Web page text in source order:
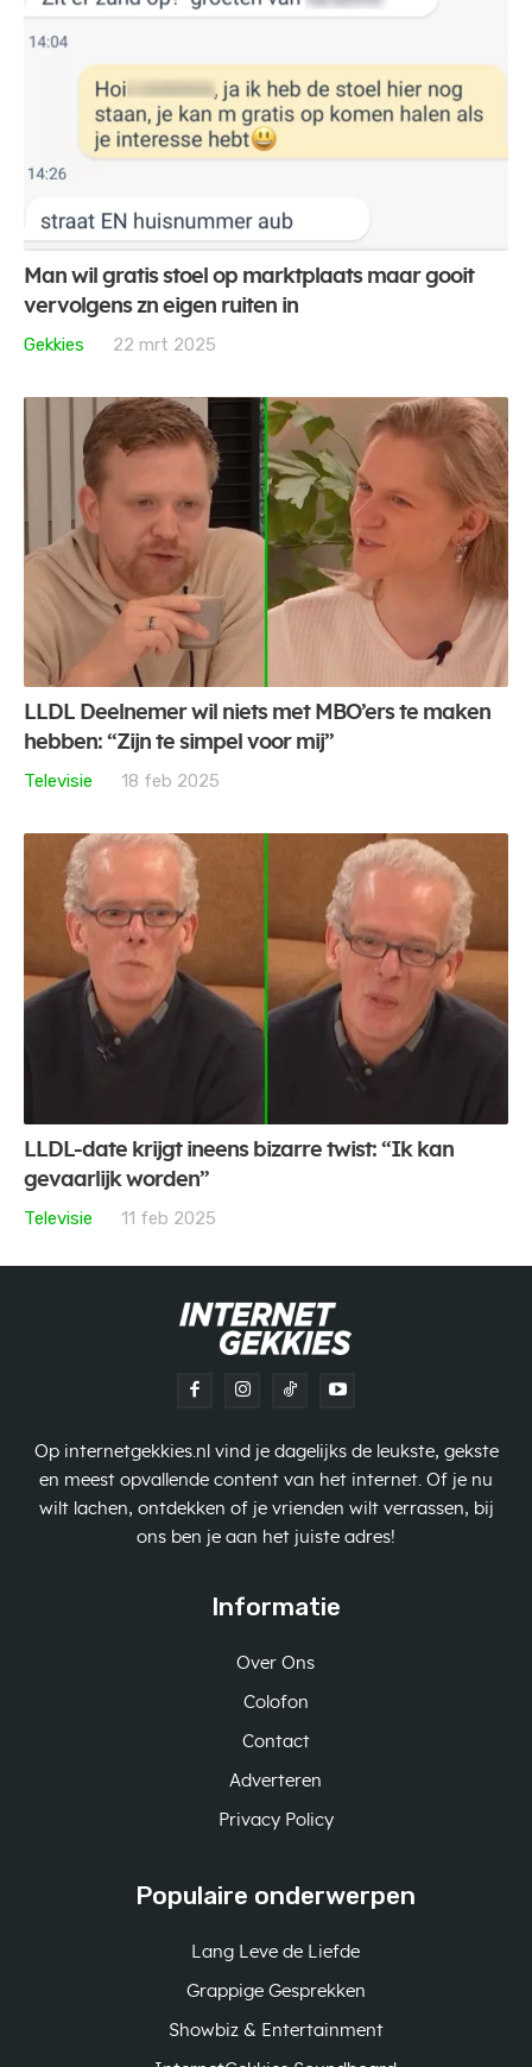
Man wil gratis stoel op marktplaats maar gooit
vervolgens zn eigen ruiten in
Gekkies
22 mrt 2025
LLDL Deelnemer wil niets met MBO’ers te maken
hebben: “Zijn te simpel voor mij”
Televisie
18 feb 2025
LLDL-date krijgt ineens bizarre twist: “Ik kan
gevaarlijk worden”
Televisie
11 feb 2025
Op internetgekkies.nl vind je dagelijks de leukste, gekste
en meest opvallende content van het internet. Of je nu
wilt lachen, ontdekken of je vrienden wilt verrassen, bij
ons ben je aan het juiste adres!
Informatie
Over Ons
Colofon
Contact
Adverteren
Privacy Policy
Populaire onderwerpen
Lang Leve de Liefde
Grappige Gesprekken
Showbiz & Entertainment